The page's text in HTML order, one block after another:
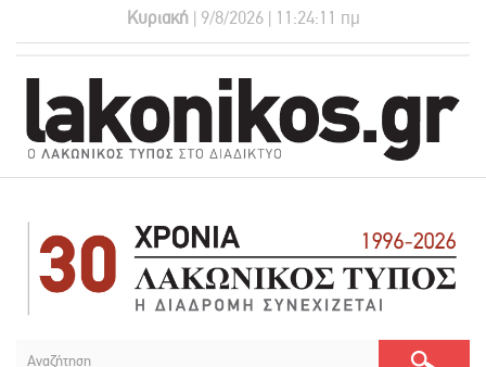
Κυριακή | 9/8/2026 | 11:24:11 πμ